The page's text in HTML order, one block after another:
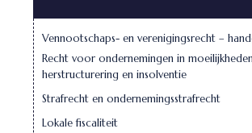
Vennootschaps- en verenigingsrecht –
Recht voor ondernemingen in
herstructurering en insolventie
Strafrecht en ondernemingsstrafrecht
Lokale fiscaliteit